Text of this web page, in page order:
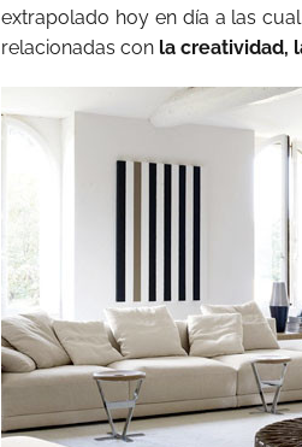
extrapolado hoy en día a las
relacionadas con la creatividad,